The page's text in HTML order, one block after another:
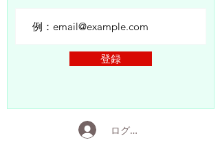
登録
ログイン